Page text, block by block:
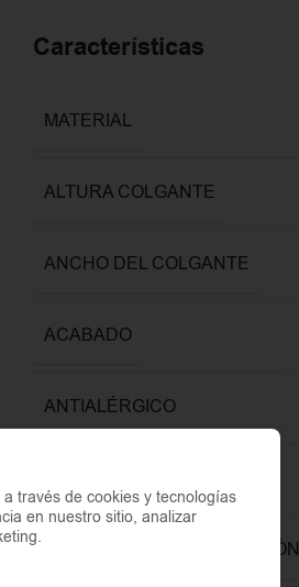
Características
MATERIAL
ALTURA COLGANTE
ANCHO DEL COLGANTE
ACABADO
ANTIALÉRGICO
RESISTENTE A LA OXIDACIÓN
través de cookies y tecnologías
en nuestro sitio, analizar